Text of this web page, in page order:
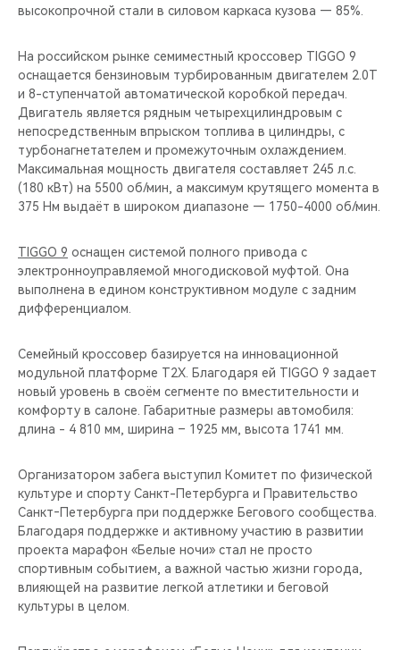
высокопрочной стали в силовом каркаса кузова — 85%.
На российском рынке семиместный кроссовер TIGGO 9
оснащается бензиновым турбированным двигателем 2.0T
и 8-ступенчатой автоматической коробкой передач.
Двигатель является рядным четырехцилиндровым с
непосредственным впрыском топлива в цилиндры, с
турбонагнетателем и промежуточным охлаждением.
Максимальная мощность двигателя составляет 245 л.с.
(180 кВт) на 5500 об/мин, а максимум крутящего момента в
375 Нм выдаёт в широком диапазоне — 1750-4000 об/мин.
TIGGO 9 оснащен системой полного привода с
электронноуправляемой многодисковой муфтой. Она
выполнена в едином конструктивном модуле с задним
дифференциалом.
Семейный кроссовер базируется на инновационной
модульной платформе T2X. Благодаря ей TIGGO 9 задает
новый уровень в своём сегменте по вместительности и
комфорту в салоне. Габаритные размеры автомобиля:
длина - 4 810 мм, ширина – 1925 мм, высота 1741 мм.
Организатором забега выступил Комитет по физической
культуре и спорту Санкт-Петербурга и Правительство
Санкт‑Петербурга при поддержке Бегового сообщества.
Благодаря поддержке и активному участию в развитии
проекта марафон «Белые ночи» стал не просто
спортивным событием, а важной частью жизни города,
влияющей на развитие легкой атлетики и беговой
культуры в целом.